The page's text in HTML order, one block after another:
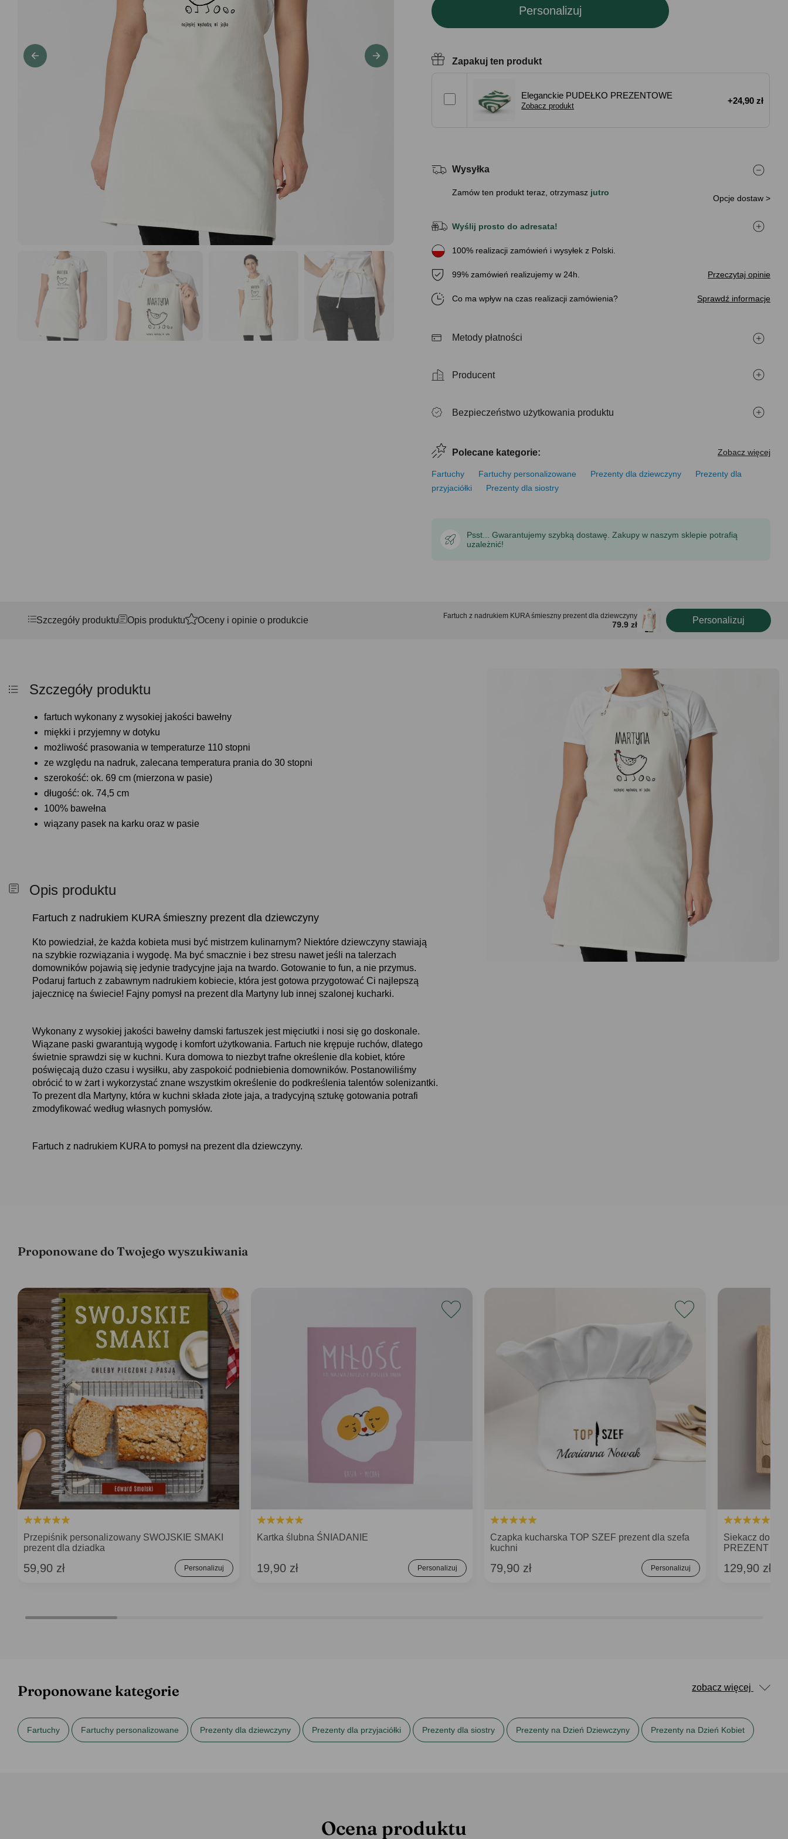
Personalizuj
Zapakuj ten produkt
Eleganckie PUDEŁKO PREZENTOWE
Zobacz produkt
+24,90 zł
Wysyłka
Zamów ten produkt teraz, otrzymasz jutro
Opcje dostaw >
Wyślij prosto do adresata!
100% realizacji zamówień i wysyłek z Polski.
99% zamówień realizujemy w 24h. Przeczytaj opinie
Co ma wpływ na czas realizacji zamówienia Sprawdź informacje
Metody płatności
Producent
Bezpieczeństwo użytkowania produktu
Polecane kategorie: Zobacz więcej
Fartuchy Fartuchy personalizowane Prezenty dla dziewczyny
Prezenty dla
przyjaciółki
Prezenty dla siostry
Psst... Gwarantujemy szybką dostawę. Zakupy w naszym sklepie potrafią
uzależnić!
Szczegóły produktu Opis produktu Oceny i opinie o produkcie Fartuch z nadrukiem KURA śmieszny prezent dla dziewczyny
79.9 zł Personalizuj
Szczegóły produktu
fartuch wykonany z wysokiej jakości bawełny
miękki i przyjemny w dotyku
możliwość prasowania w temperaturze 110 stopni
ze względu na nadruk, zalecana temperatura prania do 30 stopni
szerokość: ok. 69 cm (mierzona w pasie)
długość: ok. 74,5 cm
100% bawełna
wiązany pasek na karku oraz w pasie
Opis produktu
Fartuch z nadrukiem KURA śmieszny prezent dla dziewczyny
Kto powiedział, że każda kobieta musi być mistrzem kulinarnym? Niektóre dziewczyny stawiają
na szybkie rozwiązania i wygodę. Ma być smacznie i bez stresu nawet jeśli na talerzach
domowników pojawią się jedynie tradycyjne jaja na twardo. Gotowanie to fun, a nie przymus.
Podaruj fartuch z zabawnym nadrukiem kobiecie, która jest gotowa przygotować Ci najlepszą
jajecznicę na świecie! Fajny pomysł na prezent dla Martyny lub innej szalonej kucharki.
Wykonany z wysokiej jakości bawełny damski fartuszek jest mięciutki i nosi się go doskonale.
Wiązane paski gwarantują wygodę i komfort użytkowania. Fartuch nie krępuje ruchów, dlatego
świetnie sprawdzi się w kuchni. Kura domowa to niezbyt trafne określenie dla kobiet, które
poświęcają dużo czasu i wysiłku, aby zaspokoić podniebienia domowników. Postanowiliśmy
obrócić to w żart i wykorzystać znane wszystkim określenie do podkreślenia talentów solenizantki.
To prezent dla Martyny, która w kuchni składa złote jaja, a tradycyjną sztukę gotowania potrafi
zmodyfikować według własnych pomysłów.
Fartuch z nadrukiem KURA to pomysł na prezent dla dziewczyny.
Proponowane do Twojego wyszukiwania
Przepiśnik personalizowany SWOJSKIE SMAKI
prezent dla dziadka
59,90 zł Personalizuj
Kartka ślubna ŚNIADANIE
19,90 zł Personalizuj
Czapka kucharska TOP SZEF prezent dla szefa
kuchni
79,90 zł Personalizuj
Siekacz do
PREZENT
129,90 zł
zobacz więcej
Proponowane kategorie
Fartuchy Fartuchy personalizowane Prezenty dla dziewczyny Prezenty dla przyjaciółki Prezenty dla siostry Prezenty na Dzień Dziewczyny Prezenty na Dzień Kobiet
Ocena produktu